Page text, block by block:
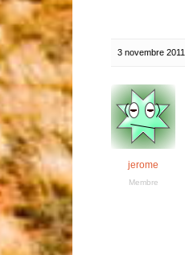
3 novembre
jerome
Membre